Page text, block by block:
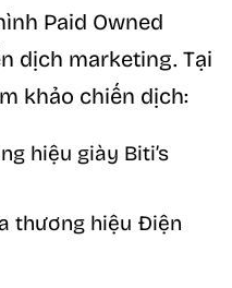
Paid Owned
dịch marketing. Tại
khảo chiến dịch:
hiệu giày Biti’s
thương hiệu Điện